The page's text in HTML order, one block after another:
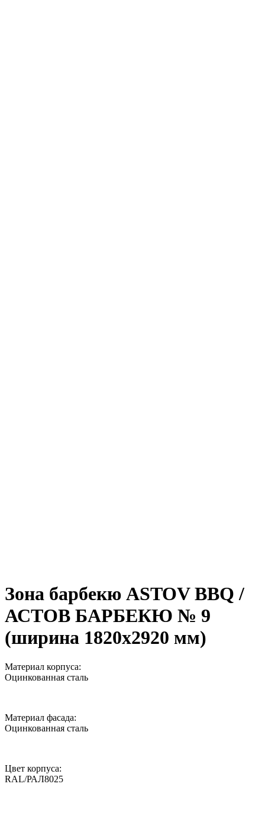
Зона барбекю ASTOV BBQ /
АСТОВ БАРБЕКЮ № 9
(ширина 1820х2920 мм)
Материал корпуса:
Оцинкованная сталь
Материал фасада:
Оцинкованная сталь
Цвет корпуса:
RAL/РАЛ8025